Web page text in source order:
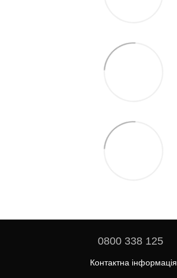
0800 338 125
Контактна інформація